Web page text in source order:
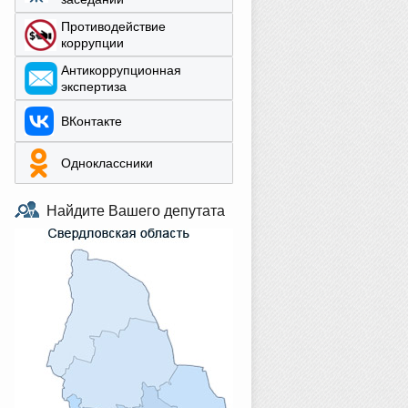
Противодействие
коррупции
Aнтикоррупционная
экспертиза
ВКонтакте
Одноклассники
Найдите Вашего депутата